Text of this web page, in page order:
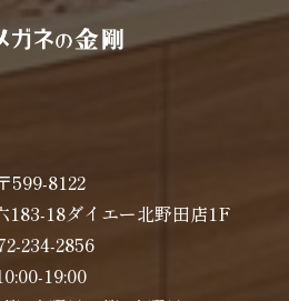
599-8122
183-18ダイエー北野田店1F
234-2856
19:00